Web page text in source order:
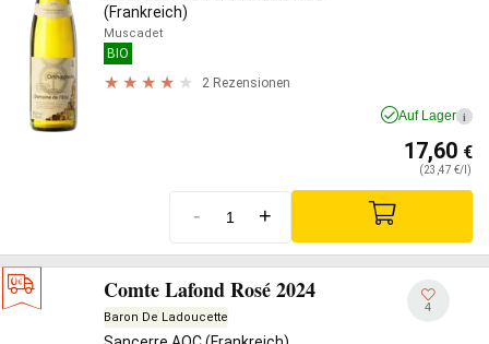
(Frankreich)
Muscadet
BIO
2 Rezensionen
Auf Lager i
17,60 €
(23,47 €/l)
- +
Comte Lafond Rosé 2024
Baron De Ladoucette
4